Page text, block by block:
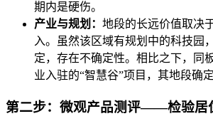
期内是硬伤。
产业与规划： 地段的长远价值取决
入。虽然该区域有规划中的科技园
定，存在不确定性。相比之下，同
业入驻的“智慧谷”项目，其地段确
第二步：微观产品测评——检验居